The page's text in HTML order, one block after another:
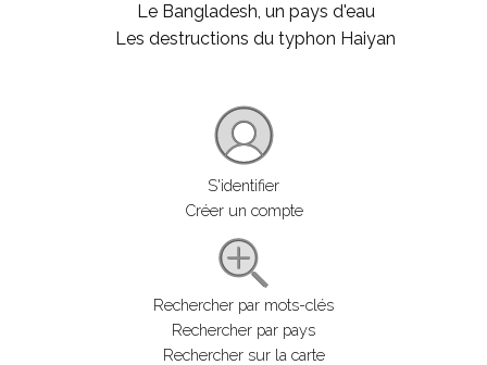
Le Bangladesh, un pays d'eau
Les destructions du typhon Haiyan
S'identifier
Créer un compte
Rechercher par mots-clés
Rechercher par pays
Rechercher sur la carte